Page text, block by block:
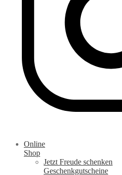
Online
Shop
Jetzt Freude schenken
Geschenkgutscheine